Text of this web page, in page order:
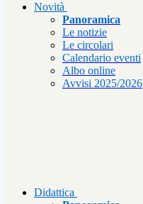
Novità
Panoramica
Le notizie
Le circolari
Calendario eventi
Albo online
Avvisi 2025/2026
Didattica